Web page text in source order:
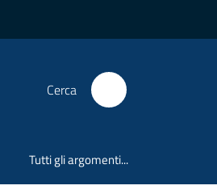
Cerca
Tutti gli argomenti...